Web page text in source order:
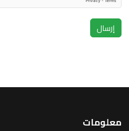
إرسال
معلومات